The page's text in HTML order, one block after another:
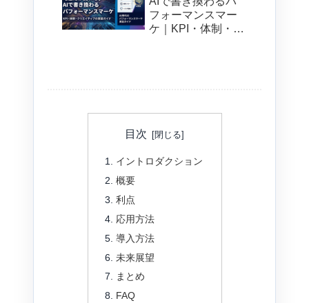
フォーマンスマー
ケ｜KPI・体制・ク
目次
イントロダクション
概要
利点
応用方法
導入方法
未来展望
まとめ
FAQ